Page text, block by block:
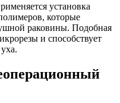
установка
которые
раковины. Подобная
и способствует